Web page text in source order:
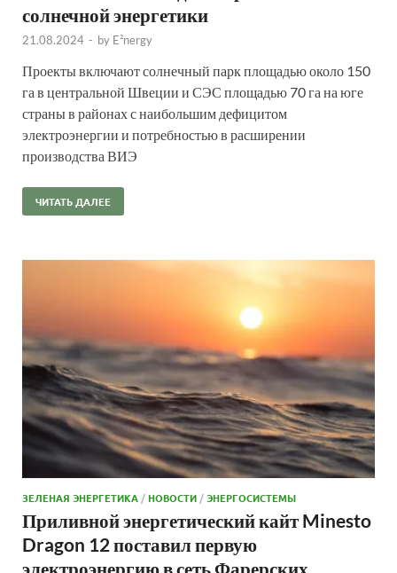
солнечной энергетики
21.08.2024 - by E²nergy
Проекты включают солнечный парк площадью около 150
га в центральной Швеции и СЭС площадью 70 га на юге
страны в районах с наибольшим дефицитом
электроэнергии и потребностью в расширении
производства ВИЭ
ЧИТАТЬ ДАЛЕЕ
ЗЕЛЕНАЯ ЭНЕРГЕТИКА /НОВОСТИ /ЭНЕРГОСИСТЕМЫ
Приливной энергетический кайт Minesto
Dragon 12 поставил первую
электроэнергию в сеть Фарерских